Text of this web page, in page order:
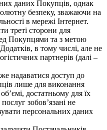
даних Покупців, однак
безпеку, зважаючи на
в мережі Інтернет.
треті сторони для
Покупцями та з метою
в тому числі, але не
партнерів (далі –
надаватися доступ до
лише для виконання
достатньому для їх
зобов’язані не
персональних даних